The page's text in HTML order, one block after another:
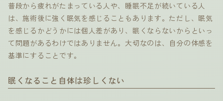
普段から疲れがたまっている人や、睡眠不足が続いている人
は、施術後に強く眠気を感じることもあります。ただし、眠気
を感じるかどうかには個人差があり、眠くならないからといっ
て問題があるわけではありません。大切なのは、自分の体感を
基準にすることです。
眠くなること自体は珍しくない